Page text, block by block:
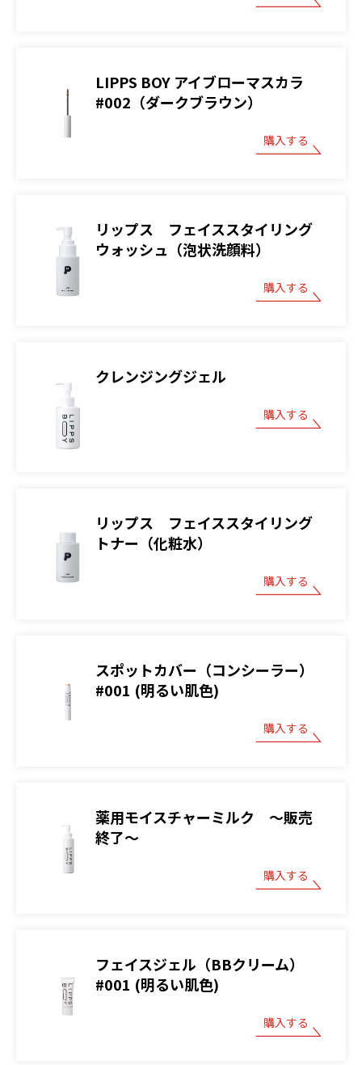
LIPPS BOY アイブローマスカラ
#002（ダークブラウン）
購入する
リップス フェイススタイリング
ウォッシュ（泡状洗顔料）
購入する
クレンジングジェル
購入する
リップス フェイススタイリング
トナー（化粧水）
購入する
スポットカバー（コンシーラー）
#001 (明るい肌色)
購入する
薬用モイスチャーミルク ～販売
終了～
購入する
フェイスジェル（BBクリーム）
#001 (明るい肌色)
購入する